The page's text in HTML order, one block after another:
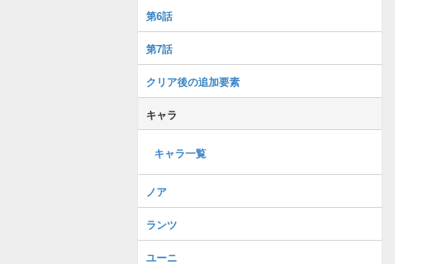
第6話
第7話
クリア後の追加要素
キャラ
キャラ一覧
ノア
ランツ
ユーニ